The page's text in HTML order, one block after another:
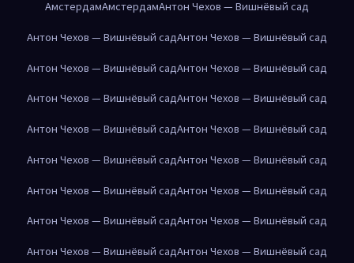
АмстердамАмстердамАнтон Чехов — Вишнёвый сад
Антон Чехов — Вишнёвый садАнтон Чехов — Вишнёвый сад
Антон Чехов — Вишнёвый садАнтон Чехов — Вишнёвый сад
Антон Чехов — Вишнёвый садАнтон Чехов — Вишнёвый сад
Антон Чехов — Вишнёвый садАнтон Чехов — Вишнёвый сад
Антон Чехов — Вишнёвый садАнтон Чехов — Вишнёвый сад
Антон Чехов — Вишнёвый садАнтон Чехов — Вишнёвый сад
Антон Чехов — Вишнёвый садАнтон Чехов — Вишнёвый сад
Антон Чехов — Вишнёвый садАнтон Чехов — Вишнёвый сад